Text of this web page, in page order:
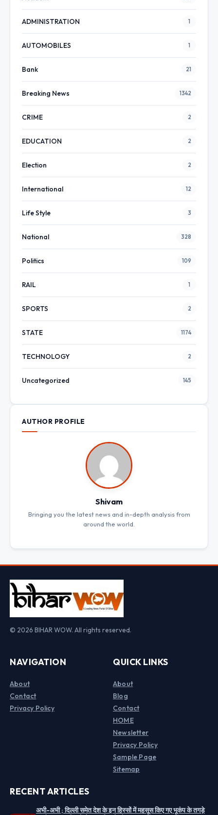
ADMINISTRATION 1
AUTOMOBILES 1
Bank 21
Breaking News 1342
CRIME 2
EDUCATION 2
Election 2
International 12
Life Style 3
National 328
Politics 109
RAIL 1
SPORTS 2
STATE 1174
TECHNOLOGY 2
Uncategorized 145
AUTHOR PROFILE
Shivam
Bringing you the latest news and in-depth analysis from
around the world.
© 2026 BIHAR WOW. All rights reserved.
NAVIGATION
About
Contact
Privacy Policy
QUICK LINKS
About
Blog
Contact
HOME
Newsletter
Privacy Policy
Sample Page
Sitemap
RECENT ARTICLES
अभी-अभी ; दिल्ली समेत देश के इन हिस्सों में महसूस किए गए भूकंप के तगड़े